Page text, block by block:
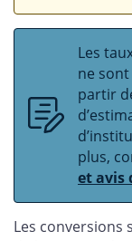
Les
ne
partir
plus,
et avis
Les conversions